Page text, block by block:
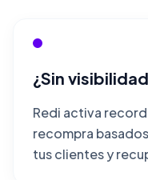
¿Sin
Redi activa
recompra
tus clientes y